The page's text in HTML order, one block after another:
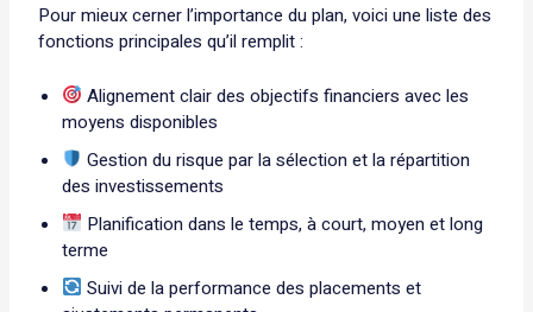
Pour mieux cerner l’importance du plan, voici une liste des
fonctions principales qu’il remplit :
Alignement clair des objectifs financiers avec les
moyens disponibles
Gestion du risque par la sélection et la répartition
des investissements
Planification dans le temps, à court, moyen et long
terme
Suivi de la performance des placements et